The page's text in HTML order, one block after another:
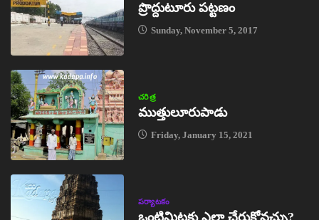
ప్రొద్దుటూరు పట్టణం
Sunday, November 5, 2017
చరిత్ర
ముత్తులూరుపాడు
Friday, January 15, 2021
పర్యాటకం